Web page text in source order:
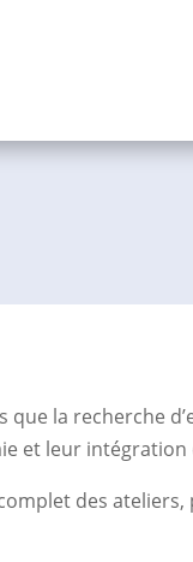
la recherche
et leur intégration
des ateliers,